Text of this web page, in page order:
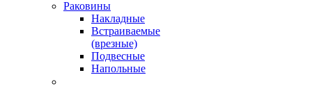
Раковины
Накладные
Встраиваемые
(врезные)
Подвесные
Напольные